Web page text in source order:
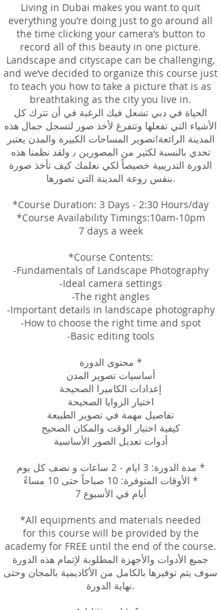
Living in Dubai makes you want to quit
everything you’re doing just to go around all
the time clicking your camera’s button to
record all of this beauty in one picture.
Landscape and cityscape can be challenging,
and we’ve decided to organize this course just
to teach you how to take a picture that is as
breathtaking as the city you live in.
الحياة في دبي تشعل فيك الرغبة في أن تترك كل
الأشياء التي تفعلها وتتفرغ لأخذ صور لتسجل جمال هذه
المدينة الرائعة! تصوير المساحات الكبيرة والمدن يعتبر
تحدي بالنسبة لكثير من المصورين ٫ ولقد نظمنا هذه
الدورة التدريبية خصيصاً لكي نعلمك كيف تأخذ صورة
بنفس روعة المدينة التي تصورها.
*Course Duration: 3 Days - 2:30 Hours/day
*Course Availability Timings:10am-10pm
7 days a week
*Course Contents:
-Fundamentals of Landscape Photography
-Ideal camera settings
-The right angles
-Important details in landscape photography
-How to choose the right time and spot
-Basic editing tools
محتوى الدورة *
أساسيات تصوير المدن
إعدادات الكاميرا الصحيحة
اختيار الزوايا الصحيحة
تفاصيل مهمة في تصوير الطبيعة
كيفية اختيار الوقت والمكان الصحيح
أدوات تعديل الصور الأساسية
مدة الدورة: 3 ایام - 2 ساعات و نصف كل يوم *
الأوقات المتوفرة: 10 صباحاً حتى 10 مساءً *
7 أيام في الأسبوع
*All equipments and materials needed
for this course will be provided by the
academy for FREE until the end of the course.
جميع الأدوات والأجهزة المطلوبة لإتمام هذه الدورة
سوف يتم توفيرها بالكامل من الأكاديمية بالمجان وحتى
نهاية الدورة.